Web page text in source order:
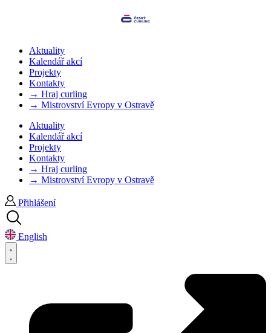
Aktuality
Kalendář akcí
Projekty
Kontakty
→ Hraj curling
→ Mistrovství Evropy v Ostravě
Aktuality
Kalendář akcí
Projekty
Kontakty
→ Hraj curling
→ Mistrovství Evropy v Ostravě
Přihlášení
English